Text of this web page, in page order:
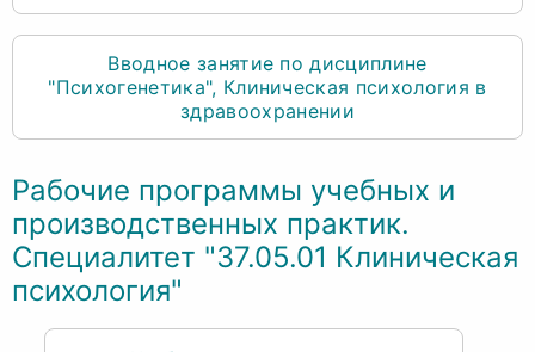
Вводное занятие по дисциплине
"Психогенетика", Клиническая психология в
здравоохранении
Рабочие программы учебных и
производственных практик.
Специалитет "37.05.01 Клиническая
психология"